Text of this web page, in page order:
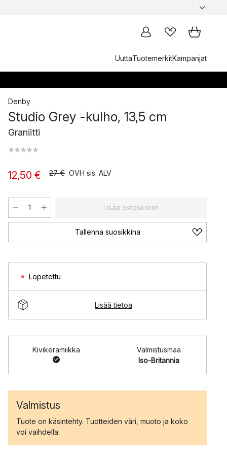
UuttaTuotemerkitKampanjat
Denby
Studio Grey -kulho, 13,5 cm
Graniitti
12,50 € 27 € OVH sis. ALV
Lisää ostoskoriin
Tallenna suosikkina
Lopetettu
Lisää tietoa
Kivikeramiikka
Valmistusmaa
Iso-Britannia
Valmistus
Tuote on käsintehty. Tuotteiden väri, muoto ja koko
voi vaihdella.